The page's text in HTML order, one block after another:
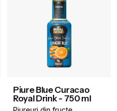
Piure Blue Curacao
Royal Drink - 750 ml